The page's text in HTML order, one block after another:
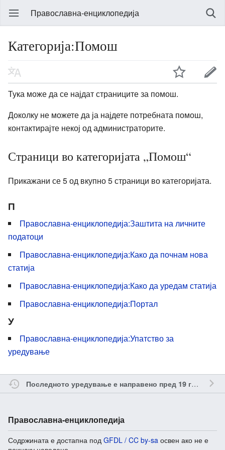
Православна-енциклопедија
Категорија:Помош
Тука може да се најдат страниците за помош.
Доколку не можете да ја најдете потребната помош,
контактирајте некој од администраторите.
Страници во категоријата „Помош“
Прикажани се 5 од вкупно 5 страници во категоријата.
П
Православна-енциклопедија:Заштита на личните
податоци
Православна-енциклопедија:Како да почнам нова
статија
Православна-енциклопедија:Како да уредам статија
Православна-енциклопедија:Портал
У
Православна-енциклопедија:Упатство за
уредување
Последното уредување е направено пред 19 години од
Православна-енциклопедија
Содржината е достапна под GFDL / CC by-sa освен ако не е